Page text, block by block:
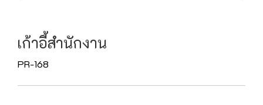
เก้าอี้สำนักงาน
PR-168